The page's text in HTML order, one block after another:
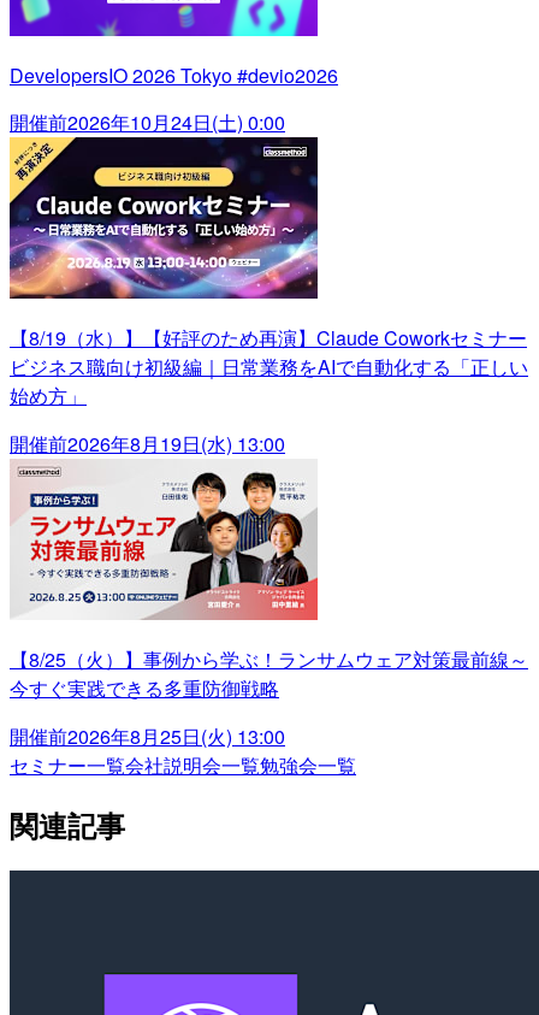
DevelopersIO 2026 Tokyo #devio2026
開催前2026年10月24日(土) 0:00
【8/19（水）】【好評のため再演】Claude Coworkセミナー
ビジネス職向け初級編｜日常業務をAIで自動化する「正しい
始め方」
開催前2026年8月19日(水) 13:00
【8/25（火）】事例から学ぶ！ランサムウェア対策最前線～
今すぐ実践できる多重防御戦略
開催前2026年8月25日(火) 13:00
セミナー一覧会社説明会一覧勉強会一覧
関連記事